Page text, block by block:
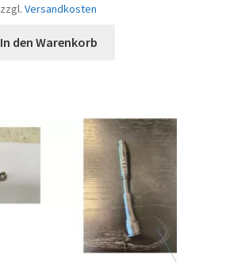
zzgl. Versandkosten
In den Warenkorb